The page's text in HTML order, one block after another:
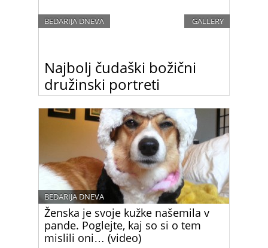
Najbolj čudaški božični
družinski portreti
BEDARIJA DNEVA
‘izvirne’ pri svojih božičnih portretih?
GALLERY
Ženska je svoje kužke našemila v
pande. Poglejte, kaj so si o tem
mislili oni… (video)
BEDARIJA DNEVA